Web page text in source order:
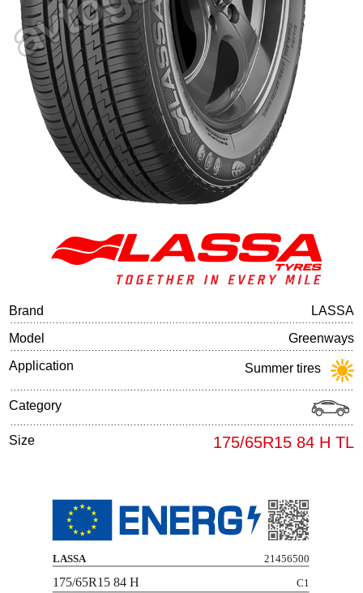
Tire balancing
Brand
LASSA
Model
Greenways
Application
Summer tires
Category
Size 175/65R15 84 H TL